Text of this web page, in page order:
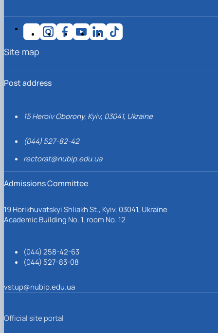
Post address
15 Heroiv Oborony, Kyiv, 03041, Ukraine
(044) 527-82-42
rectorat@nubip.edu.ua
Admissions Committee
19 Horikhuvatskyi Shliakh St., Kyiv, 03041, Ukraine
Academic Building No. 1, room No. 12
(044) 258-42-63
(044) 527-83-08
vstup@nubip.edu.ua
Site map
Official site portal